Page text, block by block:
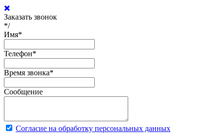
Заказать звонок
*/
Имя*
Телефон*
Время звонка*
Сообщение
Согласие на обработку персональных данных